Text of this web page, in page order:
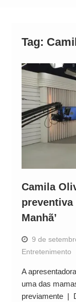
Tag:
Camila
preventiva
Manhã’
9 de
Entretenimento
A
uma das
previamente |